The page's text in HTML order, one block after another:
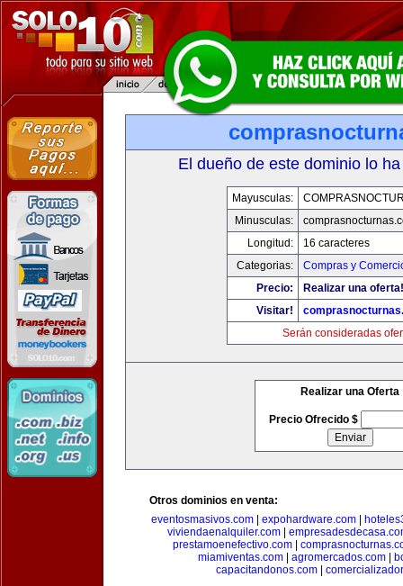
El dueño de este dominio lo
Mayusculas:
Minusculas:
Longitud:
16 caracteres
Categorias:
Compras y
Precio:
Realizar una oferta!
Visitar!
Serán consideradas
Realizar una Oferta
Precio Ofrecido $
Otros dominios en venta:
eventosmasivos.com
expohardware.com
viviendaenalquiler.com|
prestamoenefectivo.com
miamiventas.com
agromercados.com
capacitandonos.com